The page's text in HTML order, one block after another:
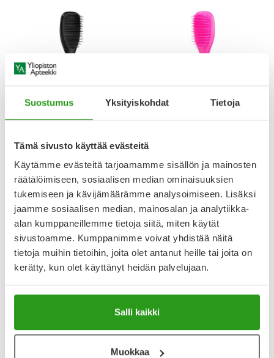
Suostumus Yksityiskohdat Tietoja
Tämä sivusto käyttää evästeitä
Käytämme evästeitä tarjoamamme sisällön ja mainosten
räätälöimiseen, sosiaalisen median ominaisuuksien
tukemiseen ja kävijämäärämme analysoimiseen. Lisäksi
jaamme sosiaalisen median, mainosalan ja analytiikka-
alan kumppaneillemme tietoja siitä, miten käytät
sivustoamme. Kumppanimme voivat yhdistää näitä
tietoja muihin tietoihin, joita olet antanut heille tai joita on
kerätty, kun olet käyttänyt heidän palvelujaan.
Salli kaikki
Muokkaa
TANGLE TEEZER
TANGLE TEEZER DETANGLING
BLACK 1 KPL
15,90 €
TANGLE TEEZER
TANGLE TEEZER DETANGLING
1 KPL
15,90 €
TANGLE TEEZER
TANGLE TEEZER ULTIMATE
IBERO
IBERO HIUSLENKKI MUSTA 6